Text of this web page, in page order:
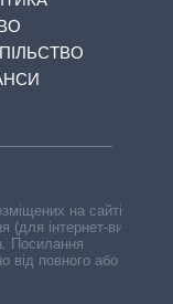
на сайті,
(для інтернет-видань
Посилання
від повного або